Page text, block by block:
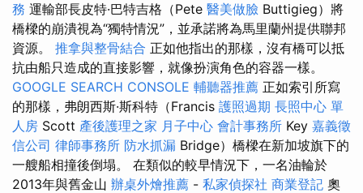
務 運輸部長皮特·巴特吉格（Pete 醫美做臉 Buttigieg）將
橋樑的崩潰視為“獨特情況”，並承諾將為馬里蘭州提供聯邦
資源。 推拿與整骨結合 正如他指出的那樣，沒有橋可以抵
抗由船​​只造成的直接影響，就像扮演角色的容器一樣。
GOOGLE SEARCH CONSOLE 輔聽器推薦 正如索引所寫
的那樣，弗朗西斯·斯科特（Francis 護照過期 長照中心 單
人房 Scott 產後護理之家 月子中心 會計事務所 Key 嘉義徵
信公司 律師事務所 防水抓漏 Bridge）橋樑在新加坡旗下的
一艘船相撞後倒塌。 在類似的較早情況下，一名油輪於
2013年與舊金山 辦桌外燴推薦 - 私家偵探社 商業登記 奧